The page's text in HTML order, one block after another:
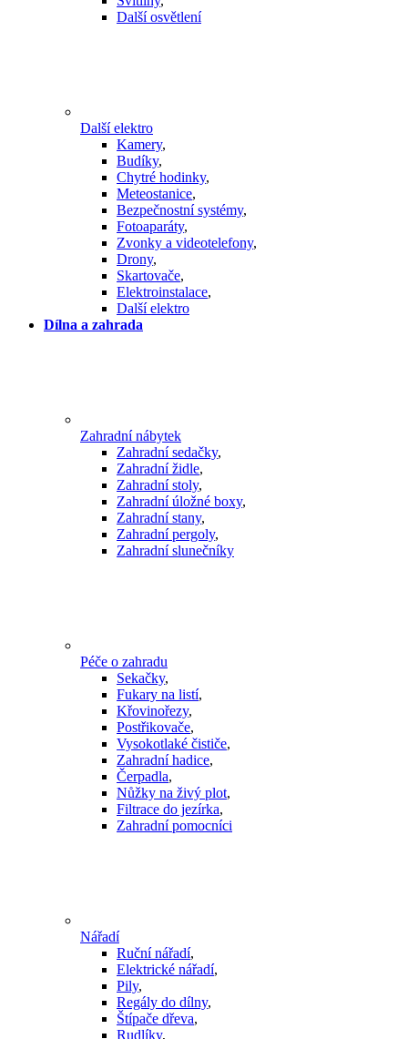
Další osvětlení
Další elektro
Kamery,
Budíky,
Chytré hodinky,
Meteostanice,
Bezpečnostní systémy,
Fotoaparáty,
Zvonky a videotelefony,
Drony,
Skartovače,
Elektroinstalace,
Další elektro
Dílna a zahrada
Zahradní nábytek
Zahradní sedačky,
Zahradní židle,
Zahradní stoly,
Zahradní úložné boxy,
Zahradní stany,
Zahradní pergoly,
Zahradní slunečníky
Péče o zahradu
Sekačky,
Fukary na listí,
Křovinořezy,
Postřikovače,
Vysokotlaké čističe,
Zahradní hadice,
Čerpadla,
Nůžky na živý plot,
Filtrace do jezírka,
Zahradní pomocníci
Nářadí
Ruční nářadí,
Elektrické nářadí,
Pily,
Regály do dílny,
Štípače dřeva,
Rudlíky,